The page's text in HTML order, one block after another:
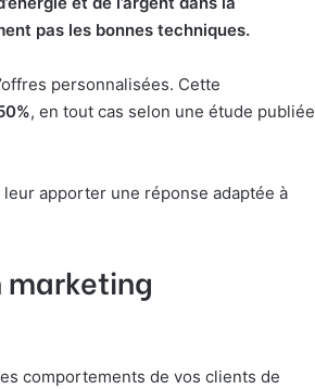
pas les bonnes techniques.
personnalisées. Cette
, en tout cas selon une étude publiée
apporter une réponse adaptée à
marketing
comportements de vos clients de